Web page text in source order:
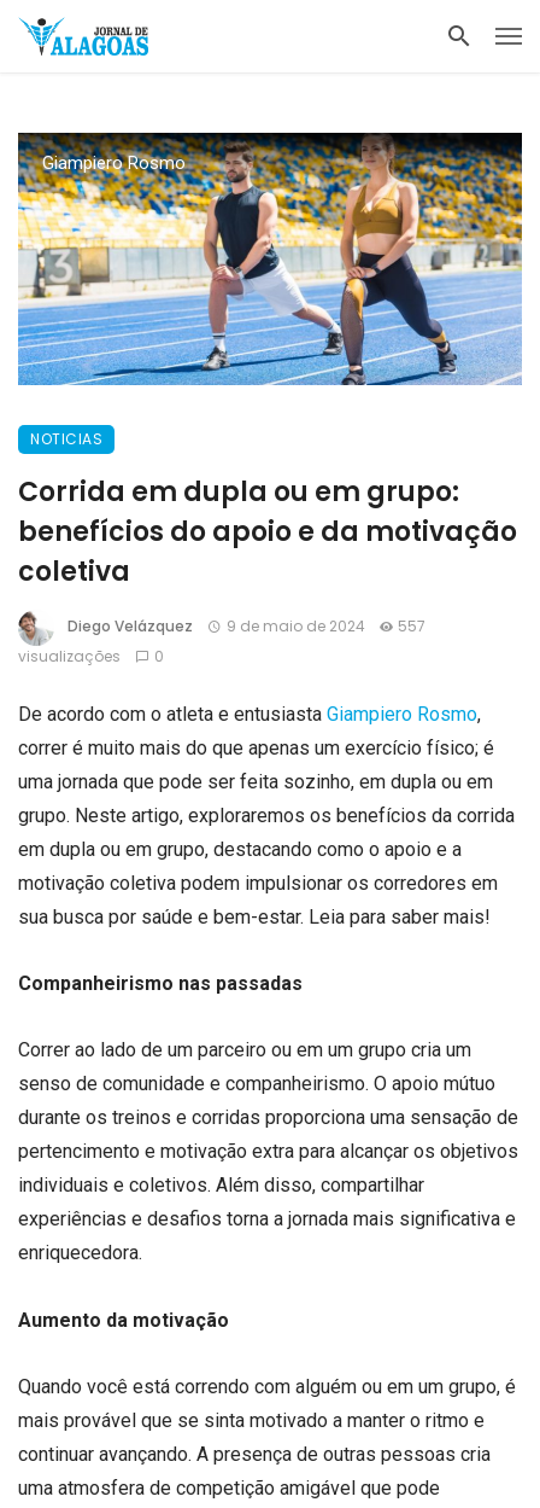
Giampiero Rosmo
NOTICIAS
Corrida em dupla ou em grupo:
benefícios do apoio e da motivação
coletiva
Diego Velázquez 9 de maio de 2024
557
visualizações
0
De acordo com o atleta e entusiasta Giampiero Rosmo,
correr é muito mais do que apenas um exercício físico; é
uma jornada que pode ser feita sozinho, em dupla ou em
grupo. Neste artigo, exploraremos os benefícios da corrida
em dupla ou em grupo, destacando como o apoio e a
motivação coletiva podem impulsionar os corredores em
sua busca por saúde e bem-estar. Leia para saber mais!
Companheirismo nas passadas
Correr ao lado de um parceiro ou em um grupo cria um
senso de comunidade e companheirismo. O apoio mútuo
durante os treinos e corridas proporciona uma sensação de
pertencimento e motivação extra para alcançar os objetivos
individuais e coletivos. Além disso, compartilhar
experiências e desafios torna a jornada mais significativa e
enriquecedora.
Aumento da motivação
Quando você está correndo com alguém ou em um grupo, é
mais provável que se sinta motivado a manter o ritmo e
continuar avançando. A presença de outras pessoas cria
uma atmosfera de competição amigável que pode